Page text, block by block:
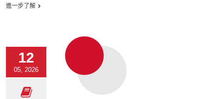
進一步了解
12
05, 2026